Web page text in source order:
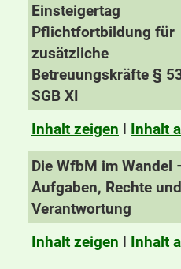
Einsteigertag
Pflichtfortbildung für
zusätzliche
Betreuungskräfte §
SGB XI
Inhalt zeigen I Inhalt
Die WfbM im Wandel
Aufgaben, Rechte und
Verantwortung
Inhalt zeigen I Inhalt